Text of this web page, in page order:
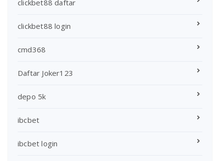
clickbet88 daftar
clickbet88 login
cmd368
Daftar Joker123
depo 5k
ibcbet
ibcbet login